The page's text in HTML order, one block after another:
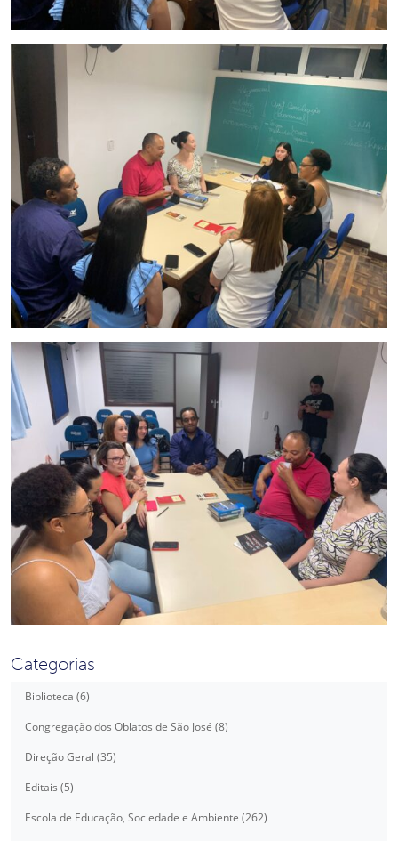
Categorias
Biblioteca (6)
Congregação dos Oblatos de São José (8)
Direção Geral (35)
Editais (5)
Escola de Educação, Sociedade e Ambiente (262)